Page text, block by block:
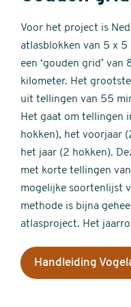
Voor het project is
atlasblokken van 5 x
een ‘gouden grid’ van
kilometer. Het
uit tellingen van 55
Het gaat om tellingen
hokken), het voorjaar
het jaar (2 hokken).
met korte tellingen
mogelijke soortenlijst
methode is bijna
atlasproject. Het
Handleiding